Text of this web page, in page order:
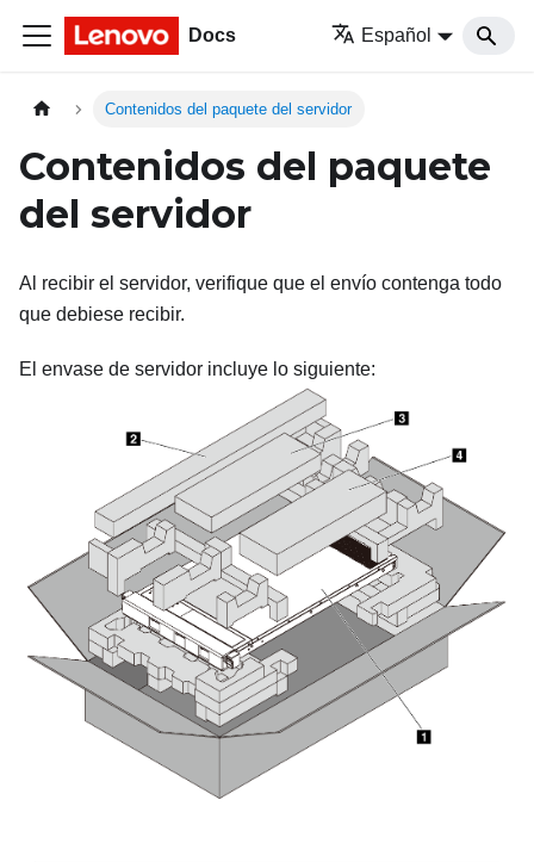
Docs Español
Contenidos del paquete del servidor
Contenidos del paquete
del servidor
Al recibir el servidor, verifique que el envío contenga todo
que debiese recibir.
El envase de servidor incluye lo siguiente: